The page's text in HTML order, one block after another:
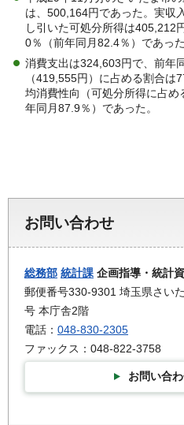
は、500,164円であった。実収
し引いた可処分所得は405,212
0％（前年同月82.4％）であった
消費支出は324,603円で、前年
（419,555円）に占める割合
均消費性向（可処分所得に占
年同月87.9％）であった。
お問い合わせ
総務部 統計課 企画指導・統計
郵便番号330-9301 埼玉県さい
号 本庁舎2階
電話： 048-830-2305
ファックス：048-822-3758
お問い合